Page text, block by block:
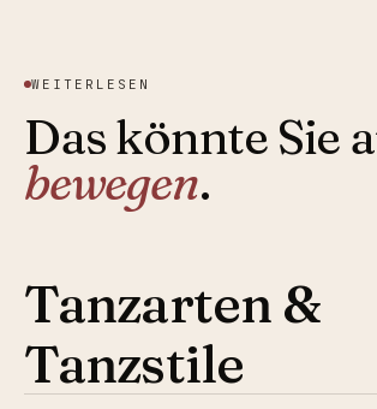
WEITERLESEN
Das könnte Sie
bewegen.
Tanzarten &
Tanzstile